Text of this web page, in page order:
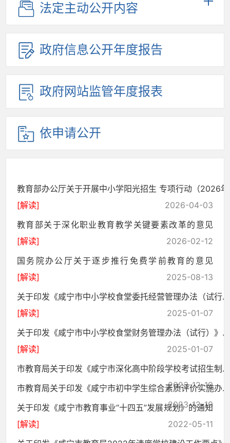
法定主动公开内容
政府信息公开年度报告
政府网站监管年度报表
依申请公开
教育部办公厅关于开展中小学阳光招生 专项行动（2026年
[解读]
2026-04-03
教育部关于深化职业教育教学关键要素改革的意见
[解读]
2026-02-12
国务院办公厅关于逐步推行免费学前教育的意见
[解读]
2025-08-13
关于印发《咸宁市中小学校食堂委托经营管理办法（试行...
[解读]
2025-01-07
关于印发《咸宁市中小学校食堂财务管理办法（试行）》...
[解读]
2025-01-07
市教育局关于印发《咸宁市深化高中阶段学校考试招生制...
2023-12-19
市教育局关于印发《咸宁市初中学生综合素质评价实施办...
2023-12-19
关于印发《咸宁市教育事业“十四五”发展规划》的通知
[解读]
2022-05-11